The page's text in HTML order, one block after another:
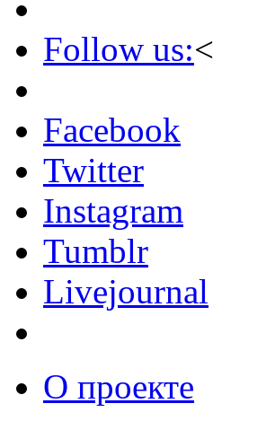
Follow us:<
Facebook
Twitter
Instagram
Tumblr
Livejournal
О проекте